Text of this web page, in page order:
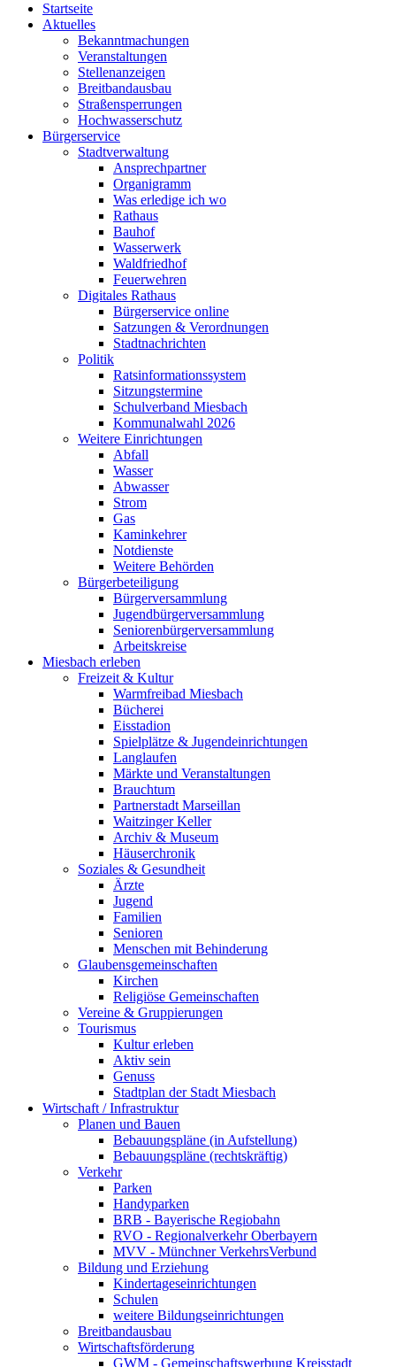
Startseite
Aktuelles
Bekanntmachungen
Veranstaltungen
Stellenanzeigen
Breitbandausbau
Straßensperrungen
Hochwasserschutz
Bürgerservice
Stadtverwaltung
Ansprechpartner
Organigramm
Was erledige ich wo
Rathaus
Bauhof
Wasserwerk
Waldfriedhof
Feuerwehren
Digitales Rathaus
Bürgerservice online
Satzungen & Verordnungen
Stadtnachrichten
Politik
Ratsinformationssystem
Sitzungstermine
Schulverband Miesbach
Kommunalwahl 2026
Weitere Einrichtungen
Abfall
Wasser
Abwasser
Strom
Gas
Kaminkehrer
Notdienste
Weitere Behörden
Bürgerbeteiligung
Bürgerversammlung
Jugendbürgerversammlung
Seniorenbürgerversammlung
Arbeitskreise
Miesbach erleben
Freizeit & Kultur
Warmfreibad Miesbach
Bücherei
Eisstadion
Spielplätze & Jugendeinrichtungen
Langlaufen
Märkte und Veranstaltungen
Brauchtum
Partnerstadt Marseillan
Waitzinger Keller
Archiv & Museum
Häuserchronik
Soziales & Gesundheit
Ärzte
Jugend
Familien
Senioren
Menschen mit Behinderung
Glaubensgemeinschaften
Kirchen
Religiöse Gemeinschaften
Vereine & Gruppierungen
Tourismus
Kultur erleben
Aktiv sein
Genuss
Stadtplan der Stadt Miesbach
Wirtschaft / Infrastruktur
Planen und Bauen
Bebauungspläne (in Aufstellung)
Bebauungspläne (rechtskräftig)
Verkehr
Parken
Handyparken
BRB - Bayerische Regiobahn
RVO - Regionalverkehr Oberbayern
MVV - Münchner VerkehrsVerbund
Bildung und Erziehung
Kindertageseinrichtungen
Schulen
weitere Bildungseinrichtungen
Breitbandausbau
Wirtschaftsförderung
GWM - Gemeinschaftswerbung Kreisstadt